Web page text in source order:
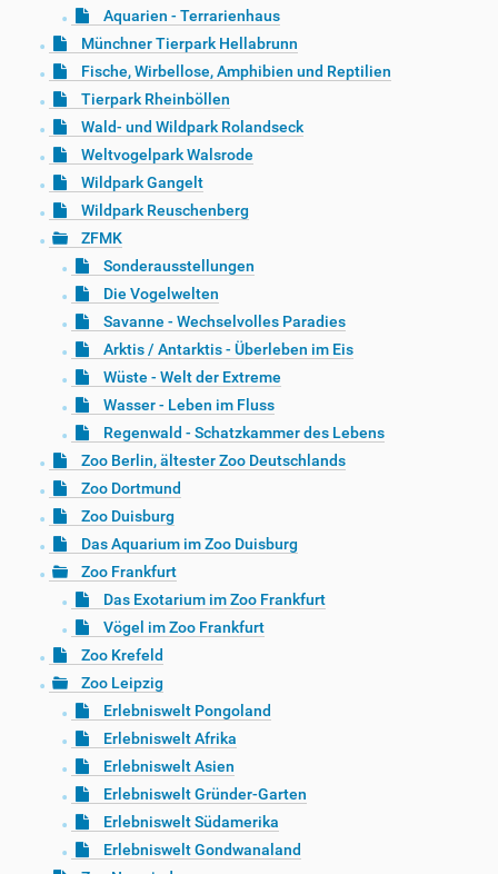
Aquarien - Terrarienhaus
Münchner Tierpark Hellabrunn
Fische, Wirbellose, Amphibien und Reptilien
Tierpark Rheinböllen
Wald- und Wildpark Rolandseck
Weltvogelpark Walsrode
Wildpark Gangelt
Wildpark Reuschenberg
ZFMK
Sonderausstellungen
Die Vogelwelten
Savanne - Wechselvolles Paradies
Arktis / Antarktis - Überleben im Eis
Wüste - Welt der Extreme
Wasser - Leben im Fluss
Regenwald - Schatzkammer des Lebens
Zoo Berlin, ältester Zoo Deutschlands
Zoo Dortmund
Zoo Duisburg
Das Aquarium im Zoo Duisburg
Zoo Frankfurt
Das Exotarium im Zoo Frankfurt
Vögel im Zoo Frankfurt
Zoo Krefeld
Zoo Leipzig
Erlebniswelt Pongoland
Erlebniswelt Afrika
Erlebniswelt Asien
Erlebniswelt Gründer-Garten
Erlebniswelt Südamerika
Erlebniswelt Gondwanaland